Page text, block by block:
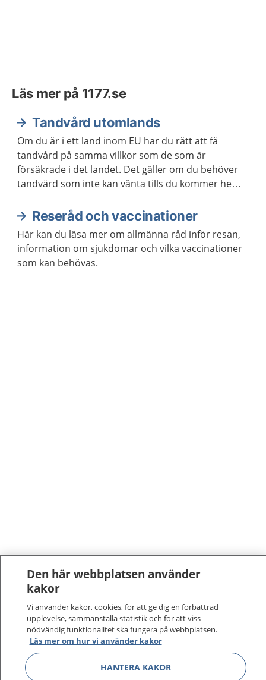
Läs mer på 1177.se
Tandvård utomlands
Om du är i ett land inom EU har du rätt att få
tandvård på samma villkor som de som är
försäkrade i det landet. Det gäller om du behöver
tandvård som inte kan vänta tills du kommer hem
Reseråd och vaccinationer
Här kan du läsa mer om allmänna råd inför resan,
information om sjukdomar och vilka vaccinationer
som kan behövas.
1177 –tryggt om din hälsa och vård
På 1177.se får du råd om hälsa och information om
sjukdomar och vilka mottagningar du kan kontakta.
Logga in för att läsa din journal och göra dina
vårdärenden. Ring telefonnummer 1177 för
sjukvårdsrådgivning dygnet runt.
Den här webbplatsen använder
kakor
Vi använder kakor, cookies, för att ge dig en förbättrad
upplevelse, sammanställa statistik och för att viss
nödvändig funktionalitet ska fungera på webbplatsen.
Läs mer om hur vi använder kakor
HANTERA KAKOR